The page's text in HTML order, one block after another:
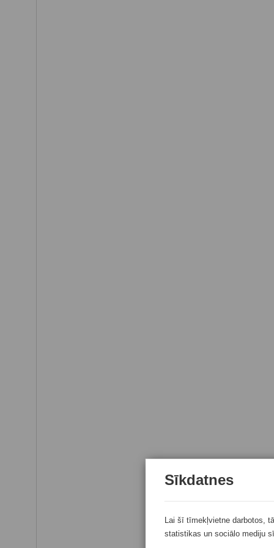
Sīkdatnes
Lai šī tīmekļvietne darbotos,
statistikas un sociālo mediju